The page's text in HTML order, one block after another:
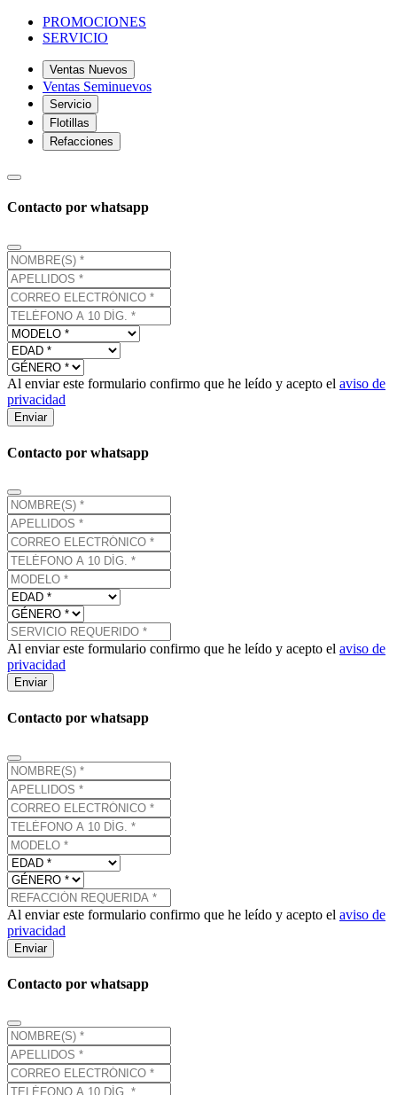
PROMOCIONES
SERVICIO
Ventas Nuevos
Ventas Seminuevos
Servicio
Flotillas
Refacciones
Contacto por whatsapp
Al enviar este formulario confirmo que he leído y acepto el aviso de
privacidad
Enviar
Contacto por whatsapp
Al enviar este formulario confirmo que he leído y acepto el aviso de
privacidad
Enviar
Contacto por whatsapp
Al enviar este formulario confirmo que he leído y acepto el aviso de
privacidad
Enviar
Contacto por whatsapp